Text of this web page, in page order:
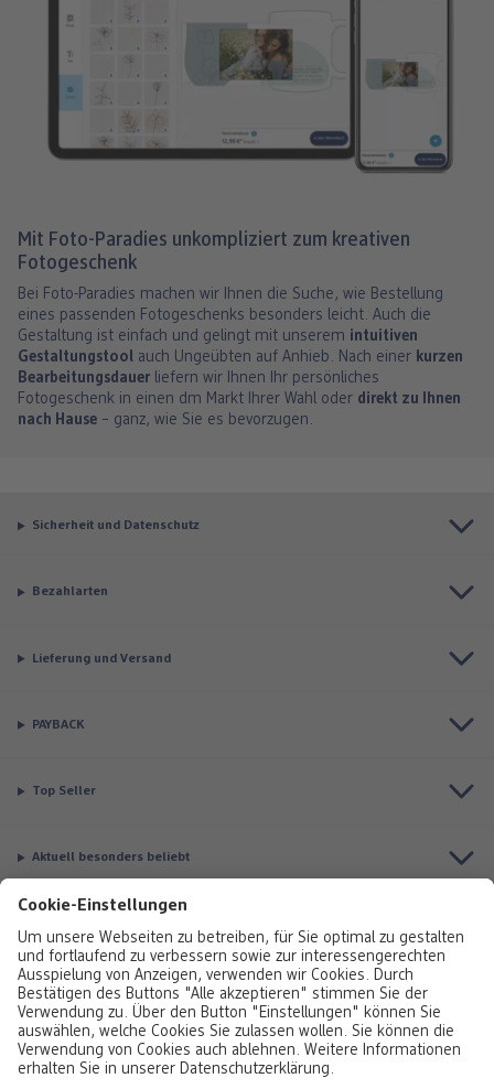
Mit Foto-Paradies unkompliziert zum kreativen
Fotogeschenk
Bei Foto-Paradies machen wir Ihnen die Suche, wie Bestellung
eines passenden Fotogeschenks besonders leicht. Auch die
Gestaltung ist einfach und gelingt mit unserem intuitiven
Gestaltungstool auch Ungeübten auf Anhieb. Nach einer kurzen
Bearbeitungsdauer liefern wir Ihnen Ihr persönliches
Fotogeschenk in einen dm Markt Ihrer Wahl oder direkt zu Ihnen
nach Hause – ganz, wie Sie es bevorzugen.
Sicherheit und Datenschutz
Bezahlarten
Lieferung und Versand
PAYBACK
Top Seller
Aktuell besonders beliebt
Informationen
Rufen Sie uns gerne an: 0800 376320Montag bis Sonntag: 8:00 – 20:00 Uhr,
Sonntag: 10:00 - 18:00 Uhr